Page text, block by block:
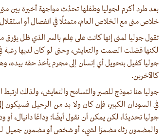
بعد طرد أكرم لجوليا وطفلها تحدُث مواجهة أخيرة بين منى
خلاص منى مع الخلاص العام، متمثلًا في انفصال أو استقلال
تقول جوليا لمنى إنها كانت على عِلم بالسر الذي ظل يؤرق
لكنها فضلت الصمت والتعايش، وحتى لو كان لديها رغبة
جوليا كفيل بتحويل أي إنسان إلى مجرم يأخذ حقه بيده،
كالآخرين.
جوليا هنا نموذج للصبر والتسامح والتعايش، ولذلك
في السودان الكبير، فإن كان ولا بد من الرحيل
جوليا تحديدًا، لكن يمكن أن نقول أيضًا: وداعًا دانيال،
والمضمون رثاء مضمرًا لشيء أو شخص أو مضمون جميل